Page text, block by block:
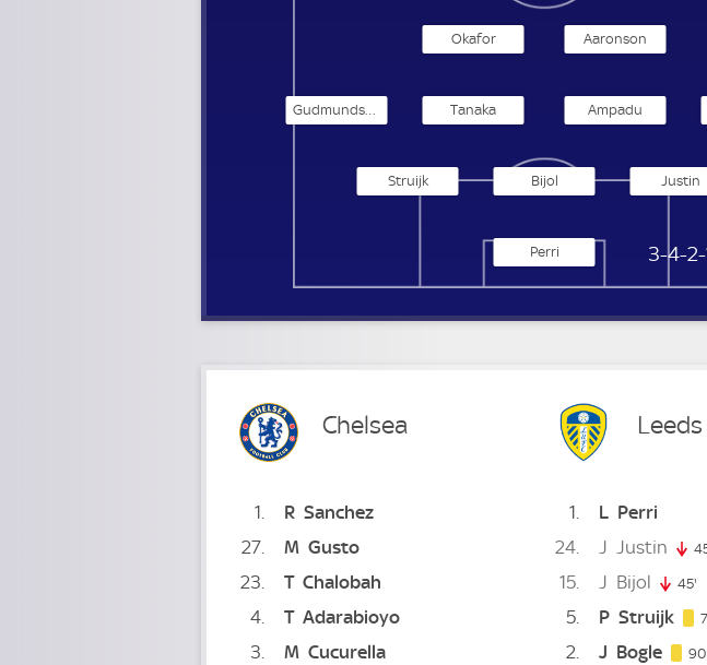
Leeds3-4-2-
Perri
Justin
Bijol
Struijk
Ampadu
Tanaka
Gudmundsson
Aaronson
Okafor
Chelsea
1 R Sanchez
27
M Gusto
23
T Chalobah
4
T Adarabioyo
3
M Cucurella
Leeds
1 L Perri
24
J Justin
15 J Bijol 45'
5 P Struijk
2 J Bogle